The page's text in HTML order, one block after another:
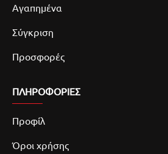
Αγαπημένα
Σύγκριση
Προσφορές
ΠΛΗΡΟΦΟΡΙΕΣ
Προφίλ
Όροι χρήσης